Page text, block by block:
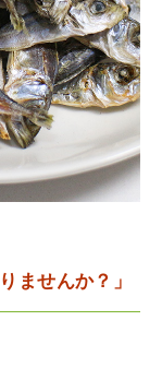
ませんか？」